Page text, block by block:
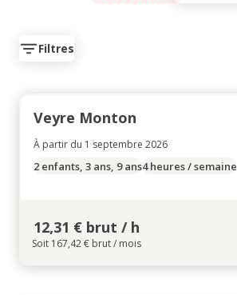
Filtres
Veyre Monton
À partir du 1 septembre 2026
2 enfants, 3 ans, 9 ans4 heures / semaine
12,31 € brut / h
Soit 167,42 € brut / mois